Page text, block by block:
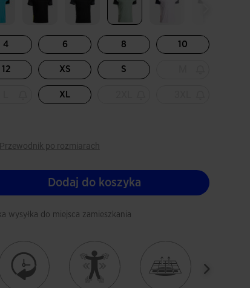
4 6 8 10
12 XS S
XL
przewodnik po rozmiarach
Dodaj do koszyka
wysyłka do miejsca zamieszkania